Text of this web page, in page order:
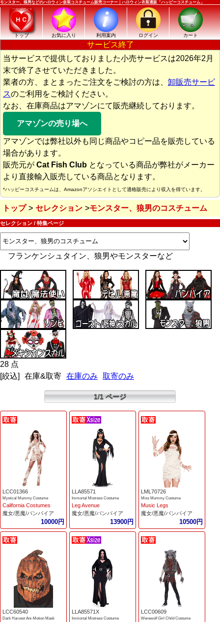
モンスター、狼男などのハロウィン仮装コスチューム販売コーナー｜ハロウィン衣装通販「ハッピーコスチューム」
トップ お気に入り 利用案内 ログイン カート
サービス終了
当サービスで提供しておりました小売サービスは2026年2月
末で終了させていただきました。
業者の方、まとまったご注文をご検討の方は、 卸販売サービ
スのご利用をご検討ください。
なお、在庫商品はアマゾンにて販売継続しております。
アマゾンの売り場へ
アマゾンでは弊社以外も同じ商品やコピー品を販売している
場合があります。
販売元が Cat Fish Club となっている商品が弊社がメーカー
より直接輸入販売している商品となります。
*ハッピーコスチュームは、Amazonアソシエイトとして適格販売により収入を得ています。
トップ セレクション モンスター、狼男のコスチューム
セレクション / 特集ページ
フランケンシュタイン、狼男やモンスターなど
28 点
[絞込]
在庫&取寄 在庫のみ 取寄のみ
1/1 ページ
LCC01366
Mystical Mummy Costume
California Costumes
魔女/悪魔/バンパイア
10000円
LLA85571
Immortal Mistress Costume
Leg Avenue
魔女/悪魔/バンパイア
13900円
LML70726
Miss Mummy Costume
Music Legs
魔女/悪魔/バンパイア
10500円
LCC60540
Dark Harvest Ani-Motion Mask
LLA85571X
Immortal Mistress Costume
LCC00609
Werewolf Girl Child Costume